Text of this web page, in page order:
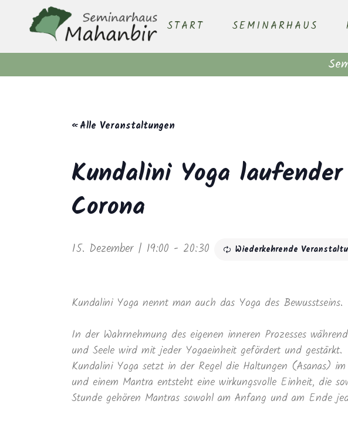
START SEMINARHAUS
« Alle Veranstaltungen
Kundalini Yoga
Corona
15. Dezember | 19:00 - 20:30 Wiederkehrende
Kundalini Yoga nennt man auch das Yoga des Bewusstseins.
In der Wahrnehmung des eigenen inneren Prozesses
und Seele wird mit jeder Yogaeinheit gefördert und gestärkt.
Kundalini Yoga setzt in der Regel die Haltungen (Asanas)
und einem Mantra entsteht eine wirkungsvolle Einheit, die
Stunde gehören Mantras sowohl am Anfang und am Ende